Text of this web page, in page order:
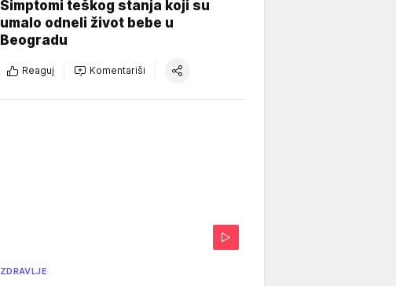
Simptomi teškog stanja koji su
umalo odneli život bebe u
Beogradu
Reaguj Komentariši
ZDRAVLJE